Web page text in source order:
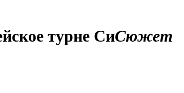
турне СиСюжет